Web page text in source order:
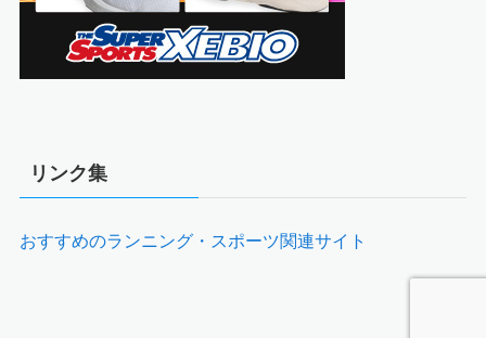
リンク集
おすすめのランニング・スポーツ関連サイト